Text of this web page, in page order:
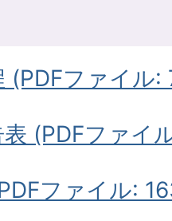
(PDFファイル:
(PDFファイ
ファイル: